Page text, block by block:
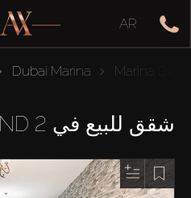
AR
Dubai Marina Marina
شقق للبيع في MARINA DIAMOND 2